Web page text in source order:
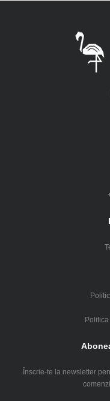
Înscrie-te la newsletter